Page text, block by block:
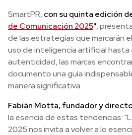
SmartPR, con su quinta edición
de Comunicación 2025",
de las estrategias que marcarán
uso de inteligencia artificial hasta
autenticidad, las marcas
documento una guía
manera significativa.
Fabián Motta, fundador y
la esencia de estas tendencias:
2025 nos invita a volver a lo